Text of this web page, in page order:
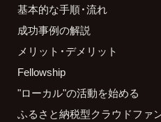
基本的な手順・流れ
成功事例の解説
メリット・デメリット
Fellowship
"ローカル"の活動を始める
ふるさと納税型クラウドファ